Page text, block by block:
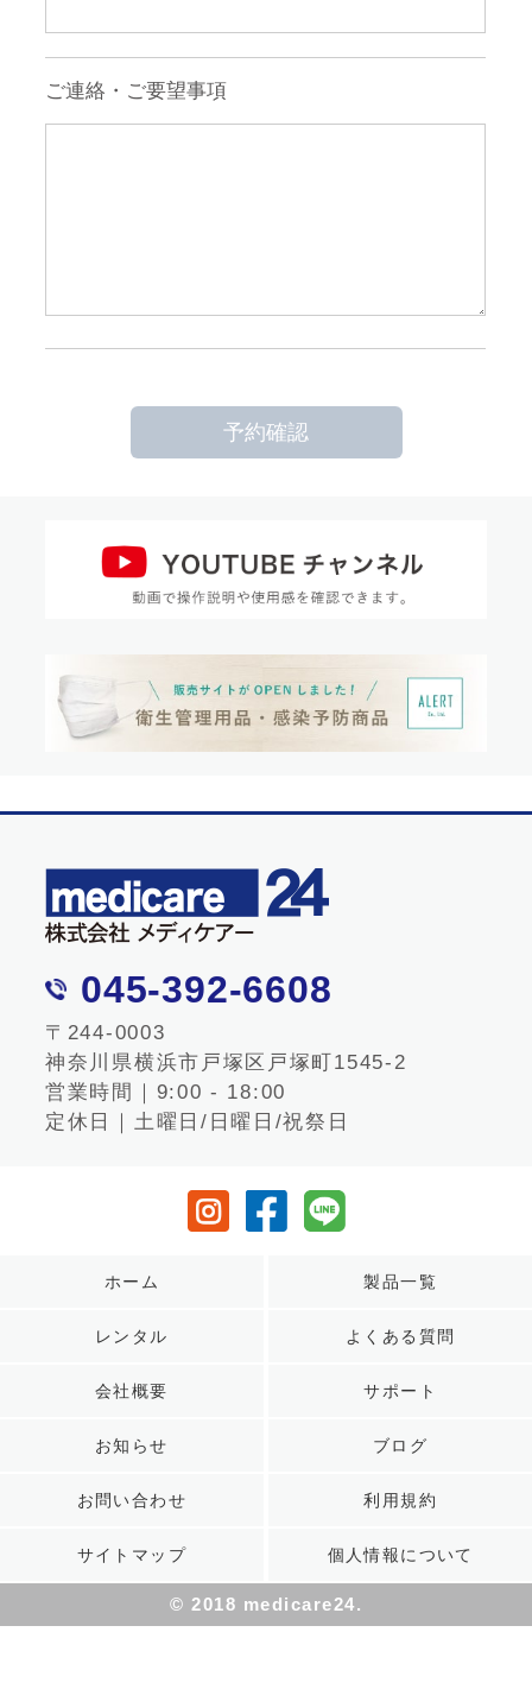
ご連絡・ご要望事項
045-392-6608
〒244-0003
神奈川県横浜市戸塚区戸塚町1545-2
営業時間｜9:00 - 18:00
定休日｜土曜日/日曜日/祝祭日
ホーム 製品一覧
レンタル よくある質問
会社概要 サポート
お知らせ ブログ
お問い合わせ 利用規約
サイトマップ 個人情報について
© 2018 medicare24.